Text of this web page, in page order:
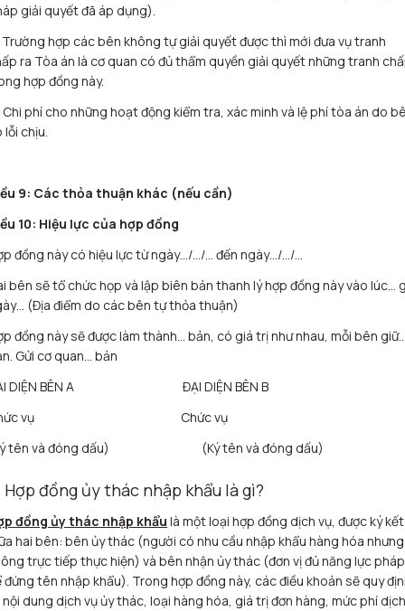
giải quyết đã áp dụng).
hợp các bên không tự giải quyết được thì mới đưa vụ tranh
ra Tòa án là cơ quan có đủ thẩm quyền giải quyết những tranh
hợp đồng này.
phí cho những hoạt động kiểm tra, xác minh và lệ phí tòa án do
lỗi chịu.
9: Các thỏa thuận khác (nếu cần)
10: Hiệu lực của hợp đồng
đồng này có hiệu lực từ ngày…/…/… đến ngày…/…/…
bên sẽ tổ chức họp và lập biên bản thanh lý hợp đồng này vào lúc…
(Địa điểm do các bên tự thỏa thuận)
đồng này sẽ được làm thành… bản, có giá trị như nhau, mỗi bên
Gửi cơ quan… bản
DIỆN BÊN A ĐẠI DIỆN BÊN B
vụ Chức vụ
tên và đóng dấu) (Ký tên và đóng dấu)
Hợp đồng ủy thác nhập khẩu là gì?
đồng ủy thác nhập khẩu là một loại hợp đồng dịch vụ, được ký kết
hai bên: bên ủy thác (người có nhu cầu nhập khẩu hàng hóa nhưng
trực tiếp thực hiện) và bên nhận ủy thác (đơn vị đủ năng lực
đứng tên nhập khẩu). Trong hợp đồng này, các điều khoản sẽ quy
dung dịch vụ ủy thác, loại hàng hóa, giá trị đơn hàng, mức phí dịch